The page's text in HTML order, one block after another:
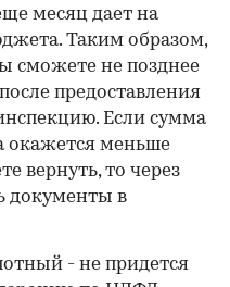
месяц дает на
Таким образом,
сможете не позднее
предоставления
Если сумма
окажется меньше
вернуть, то через
документы в
- не придется